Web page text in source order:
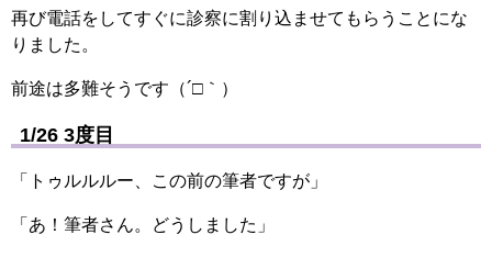
再び電話をしてすぐに診察に割り込ませてもらうことにな
りました。
前途は多難そうです（´□｀）
1/26 3度目
「トゥルルルー、この前の筆者ですが」
「あ！筆者さん。どうしました」